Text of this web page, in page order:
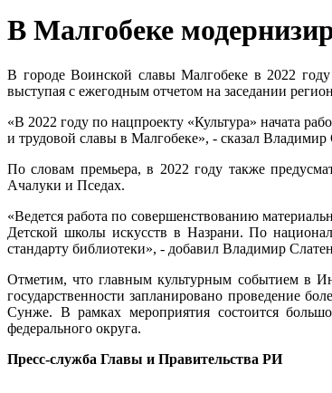
В Малгобеке
В городе Воинской славы Малгобеке в 2022
выступая с ежегодным отчетом на заседании
«В 2022 году по нацпроекту «Культура» начата
и трудовой славы в Малгобеке», - сказал Владимир
По словам премьера, в 2022 году также
Ачалуки и Пседах.
«Ведется работа по совершенствованию
Детской школы искусств в Назрани. По
стандарту библиотеки», - добавил Владимир
Отметим, что главным культурным событием в
государственности запланировано проведение
Сунже. В рамках мероприятия состоится
федерального округа.
Пресс-служба Главы и Правительства РИ